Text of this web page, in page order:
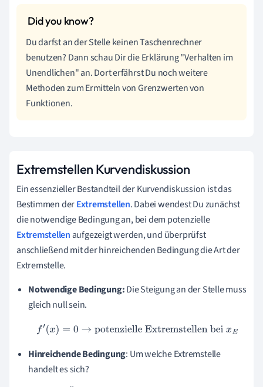
Du darfst an der Stelle keinen Taschenrechner
benutzen? Dann schau Dir die Erklärung "Verhalten im
Unendlichen" an. Dort erfährst Du noch weitere
Methoden zum Ermitteln von Grenzwerten von
Funktionen.
Extremstellen Kurvendiskussion
Ein essenzieller Bestandteil der Kurvendiskussion ist das
Bestimmen derExtremstellen. Dabei wendest Du zunächst
die notwendige Bedingung an, bei dem potenzielle
Extremstellen aufgezeigt werden, und überprüfst
anschließend mit der hinreichenden Bedingung die Art der
Extremstelle.
Notwendige Bedingung:Die Steigung an der Stelle muss
gleich null sein.
f′( x)=0→ potenzielle Extremstellen beixE
Hinreichende Bedingung: Um welche Extremstelle
handelt es sich?